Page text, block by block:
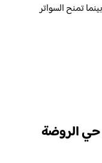
تمنح السواتر
الروضة